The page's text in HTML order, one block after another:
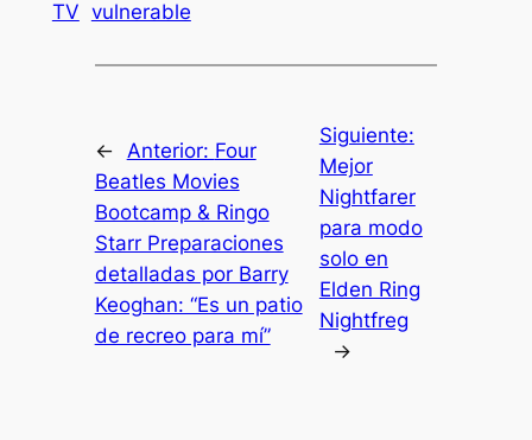
TV vulnerable
← Anterior: Four
Beatles Movies
Bootcamp & Ringo
Starr Preparaciones
detalladas por Barry
Keoghan: “Es un patio
de recreo para mí”
Siguiente:
Mejor
Nightfarer
para modo
solo en
Elden Ring
Nightfreg
→